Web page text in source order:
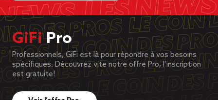
GiFiPro
Professionnels, GiFi est là pour répondre à vos besoins
spécifiques. Découvrez vite notre offre Pro, l’inscription
est gratuite!